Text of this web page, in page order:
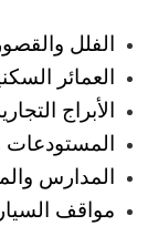
الفلل
العمائر
الأبراج
المستودعات
المدارس
مواقف